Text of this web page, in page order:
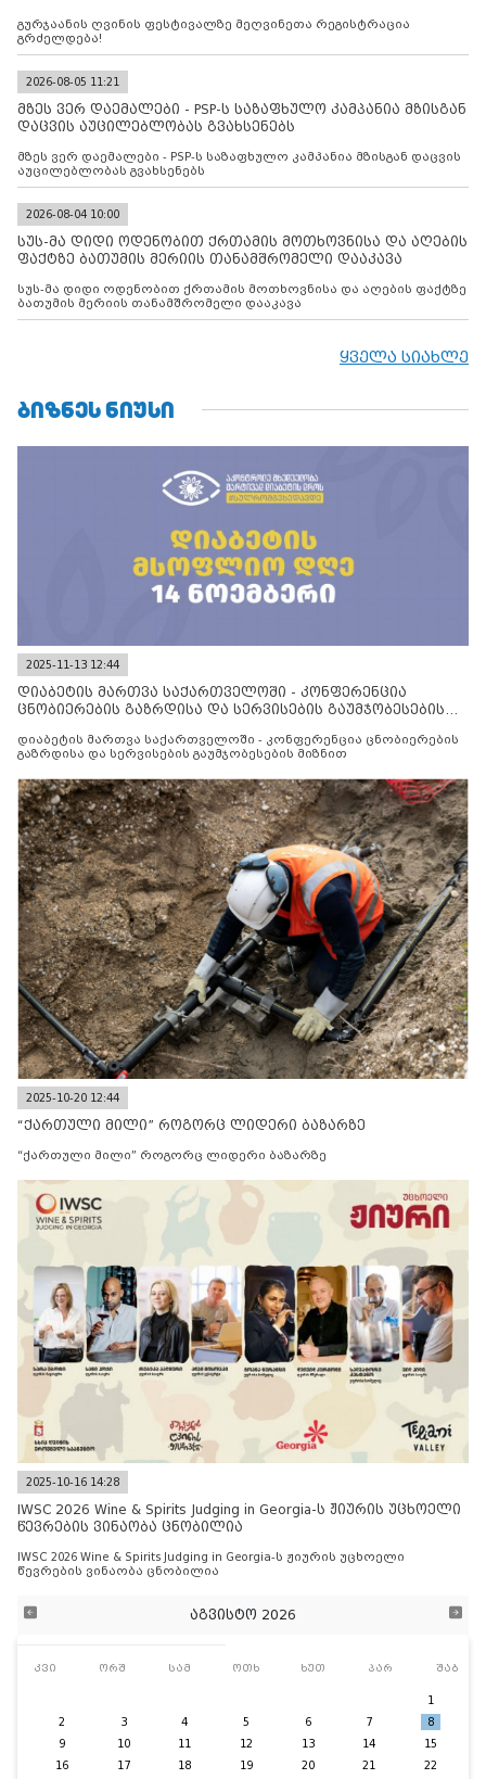
გურჯაანის ღვინის ფესტივალზე მეღვინეთა რეგისტრაცია
გრძელდება!
2026-08-05 11:21
მზეს ვერ დაემალები - PSP-ს საზაფხულო კამპანია მზისგან
დაცვის აუცილებლობას გვახსენებს
მზეს ვერ დაემალები - PSP-ს საზაფხულო კამპანია მზისგან დაცვის
აუცილებლობას გვახსენებს
2026-08-04 10:00
სუს-მა დიდი ოდენობით ქრთამის მოთხოვნისა და აღების
ფაქტზე ბათუმის მერიის თანამშრომელი დააკავა
სუს-მა დიდი ოდენობით ქრთამის მოთხოვნისა და აღების ფაქტზე
ბათუმის მერიის თანამშრომელი დააკავა
ყველა სიახლე
ᲑᲘᲖᲜᲔᲡ ᲜᲘᲣᲡᲘ
2025-11-13 12:44
დიაბეტის მართვა საქართველოში - კონფერენცია
ცნობიერების გაზრდისა და სერვისების გაუმჯობესების
დიაბეტის მართვა საქართველოში - კონფერენცია ცნობიერების
გაზრდისა და სერვისების გაუმჯობესების მიზნით
2025-10-20 12:44
“ქართული მილი” როგორც ლიდერი ბაზარზე
“ქართული მილი” როგორც ლიდერი ბაზარზე
2025-10-16 14:28
IWSC 2026 Wine & Spirits Judging in Georgia-ს ჟიურის უცხოელი
წევრების ვინაობა ცნობილია
IWSC 2026 Wine & Spirits Judging in Georgia-ს ჟიურის უცხოელი
წევრების ვინაობა ცნობილია
აგვისტო 2026
კვი ორშ სამ ოთხ ხუთ პარ შაბ
1
2
3 4 5 6 7
8
9
10 11 12 13 14
15
16
17 18 19 20 21
22